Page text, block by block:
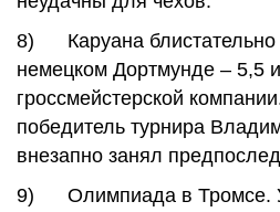
8) Каруана блистательно
немецком Дортмунде – 5,5
гроссмейстерской
победитель турнира
внезапно занял
9) Олимпиада в Тромсе.